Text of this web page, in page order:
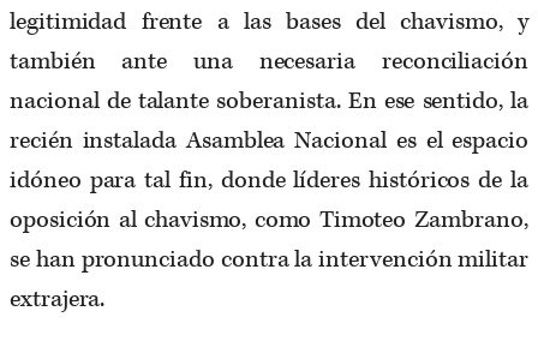
legitimidad frente a las bases del chavismo, y
también ante una necesaria reconciliación
nacional de talante soberanista. En ese sentido, la
recién instalada Asamblea Nacional es el espacio
idóneo para tal fin, donde líderes históricos de la
oposición al chavismo, como Timoteo Zambrano,
se han pronunciado contra la intervención militar
extrajera.